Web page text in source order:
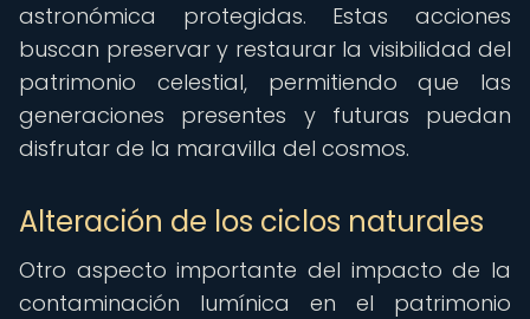
astronómica protegidas. Estas acciones
buscan preservar y restaurar la visibilidad del
patrimonio celestial, permitiendo que las
generaciones presentes y futuras puedan
disfrutar de la maravilla del cosmos.
Alteración de los ciclos naturales
Otro aspecto importante del impacto de la
contaminación lumínica en el patrimonio